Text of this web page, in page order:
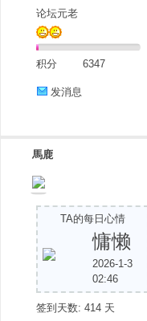
论坛元老
积分 6347
发消息
馬鹿
TA的每日心情
慵懒
2026-1-3
02:46
签到天数: 414 天